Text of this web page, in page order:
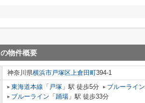
の物件概要
神奈川県横浜市戸塚区上倉田町394-1
東海道本線 「 戸塚 」駅 徒歩5分 ブルーライン
ブルーライン 「 踊場 」駅 徒歩33分